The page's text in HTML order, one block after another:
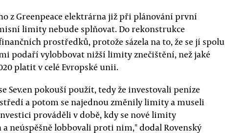
z Greenpeace elektrárna již při plánování první
limity nebude splňovat. Do rekonstrukce
prostředků, protože sázela na to, že se jí spolu
podaří vylobbovat nižší limity znečištění, než jaké
platit v celé Evropské unii.
Sev.en pokouší použít, tedy že investovali peníze
a potom se najednou změnily limity a museli
prováděli v době, kdy se nové limity
neúspěšně lobbovali proti nim," dodal Rovenský